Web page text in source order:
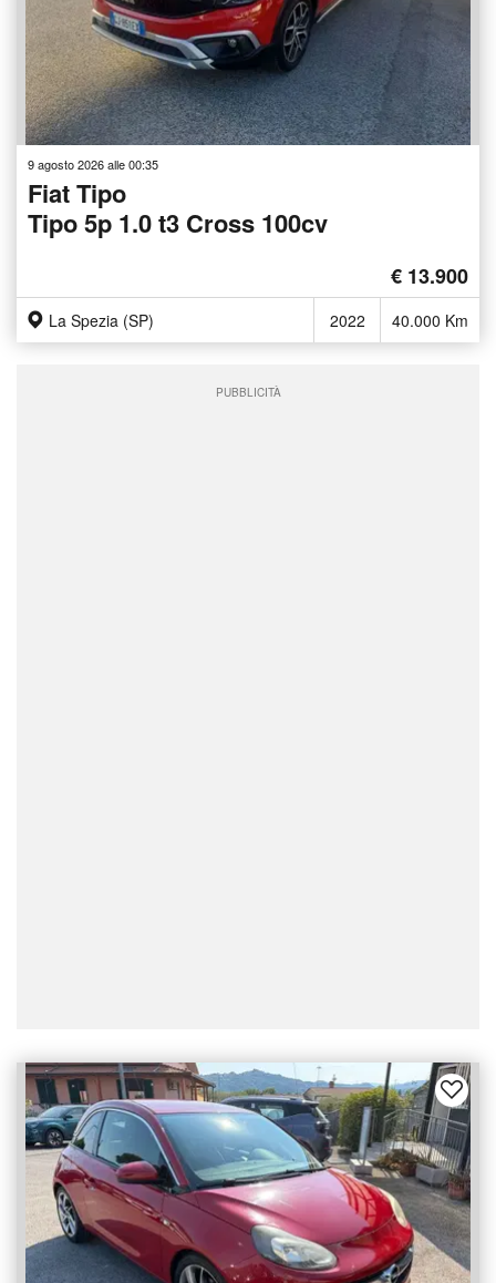
9 agosto 2026 alle 00:35
Fiat Tipo
Tipo 5p 1.0 t3 Cross 100cv
€ 13.900
La Spezia (SP) 2022 40.000 Km
PUBBLICITÀ